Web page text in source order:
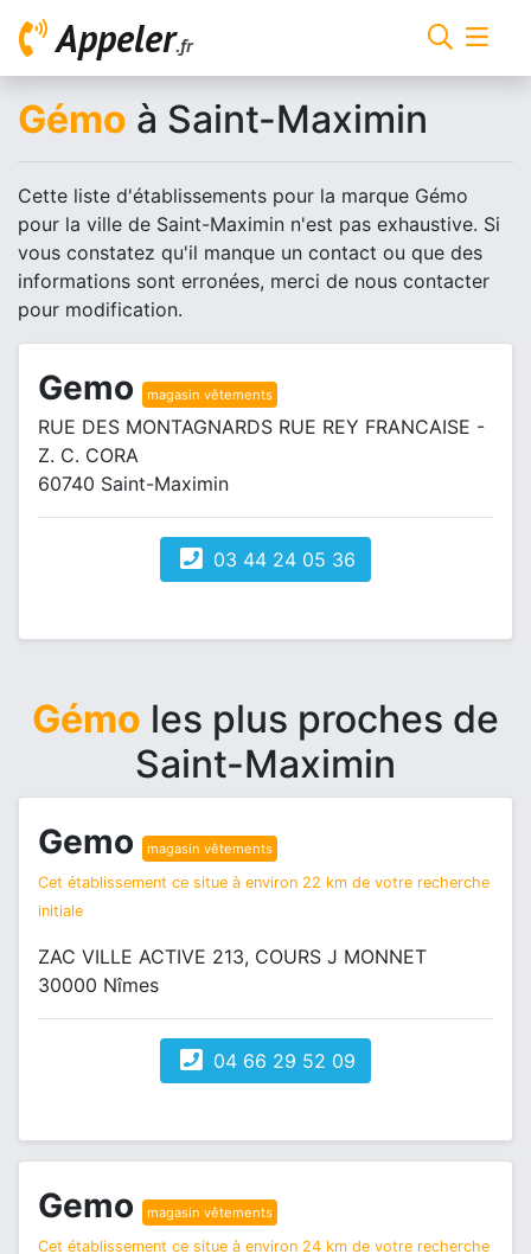
Appeler.fr
Gémo à Saint-Maximin
Cette liste d'établissements pour la marque Gémo
pour la ville de Saint-Maximin n'est pas exhaustive. Si
vous constatez qu'il manque un contact ou que des
informations sont erronées, merci de nous contacter
pour modification.
Gemo magasin vêtements
RUE DES MONTAGNARDS RUE REY FRANCAISE -
Z. C. CORA
60740 Saint-Maximin
03 44 24 05 36
Gémo les plus proches de
Saint-Maximin
Gemo magasin vêtements
Cet établissement ce situe à environ 22 km de votre recherche
initiale
ZAC VILLE ACTIVE 213, COURS J MONNET
30000 Nîmes
04 66 29 52 09
Gemo magasin vêtements
Cet établissement ce situe à environ 24 km de votre recherche